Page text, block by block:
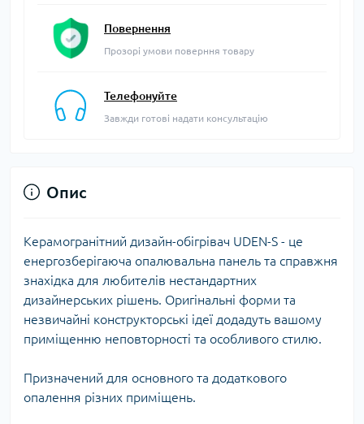
Повернення
Прозорі умови поверння товару
Телефонуйте
Завжди готові надати консультацію
Опис
Керамогранітний дизайн-обігрівач UDEN-S - це
енергозберігаюча опалювальна панель та справжня
знахідка для любителів нестандартних
дизайнерських рішень. Оригінальні форми та
незвичайні конструкторські ідеї додадуть вашому
приміщенню неповторності та особливого стилю.
Призначений для основного та додаткового
опалення різних приміщень.